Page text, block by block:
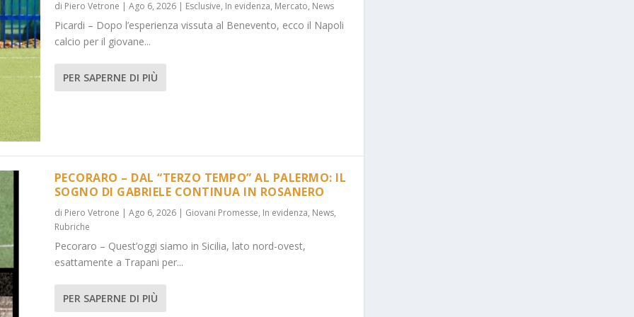
...
News,Rubriche
ANNI C...
Media
di Piero Vetrone | Ago 6, 2026| Esclusive, In evidenza, Mercato, News
Picardi – Dopo l’esperienza vissuta al Benevento, ecco il Napoli
calcio per il giovane...
PER SAPERNE DI PIÙ
PECORARO – DAL “TERZO TEMPO” AL PALERMO: IL
SOGNO DI GABRIELE CONTINUA IN ROSANERO
di Piero Vetrone | Ago 6, 2026| Giovani Promesse, In evidenza, News,
Rubriche
Pecoraro – Quest’oggi siamo in Sicilia, lato nord-ovest,
esattamente a Trapani per...
PER SAPERNE DI PIÙ